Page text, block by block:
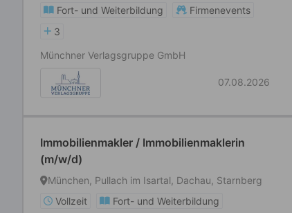
Fort- und Weiterbildung
Firmenevents
3
Münchner Verlagsgruppe GmbH
07.08.2026
Immobilienmakler / Immobilienmaklerin
(m/w/d)
München, Pullach im Isartal, Dachau, Starnberg
Vollzeit
Fort- und Weiterbildung